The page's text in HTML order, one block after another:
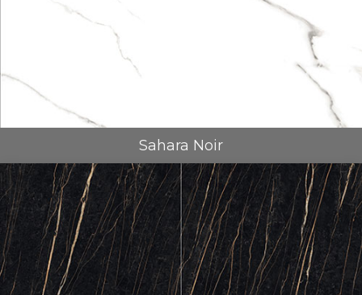
Sahara Noir